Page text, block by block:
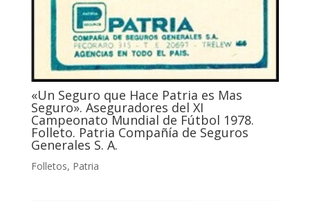
«Un Seguro que Hace Patria es Mas
Seguro». Aseguradores del XI
Campeonato Mundial de Fútbol 1978.
Folleto. Patria Compañía de Seguros
Generales S. A.
Folletos, Patria